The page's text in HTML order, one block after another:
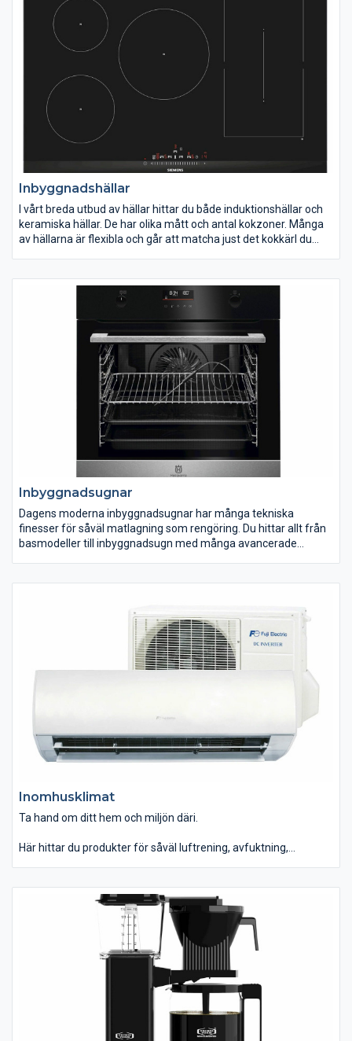
Inbyggnadshällar
I vårt breda utbud av hällar hittar du både induktionshällar och
keramiska hällar. De har olika mått och antal kokzoner. Många
av hällarna är flexibla och går att matcha just det kokkärl du
först veta hur stor din häll ska vara. I vårt sortiment hittar du
modeller med en bredd på från 51 cm upp till cirka 90 cm.
Inbyggnadsugnar
Dagens moderna inbyggnadsugnar har många tekniska
finesser för såväl matlagning som rengöring. Du hittar allt från
basmodeller till inbyggnadsugn med många avancerade
Inomhusklimat
Ta hand om ditt hem och miljön däri.
Här hittar du produkter för såväl luftrening, avfuktning,